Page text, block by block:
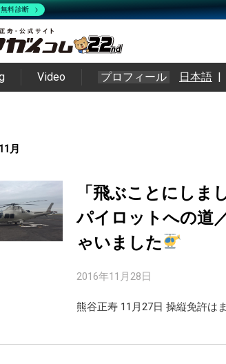
Video プロフィール 日本語 |
月
「飛ぶことにしま
パイロットへの道
ゃいました
2016年11月28日
熊谷正寿 11月27日 操縦免許は
無料診断